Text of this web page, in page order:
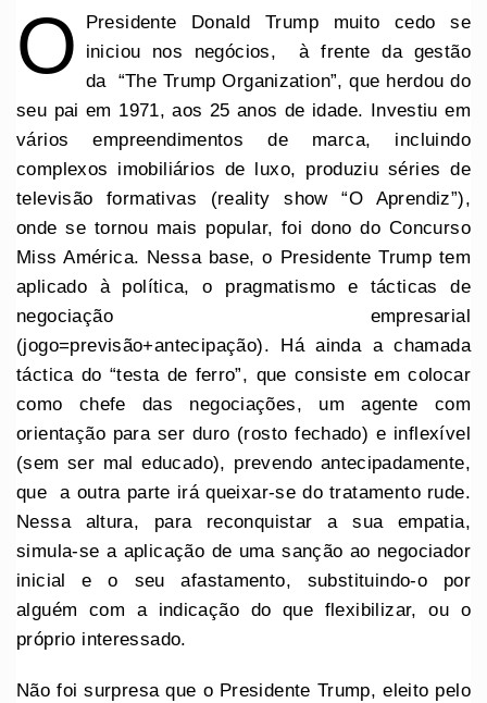
O
Presidente Donald Trump muito cedo se
iniciou nos negócios, à frente da gestão
da “The Trump Organization”, que herdou do
seu pai em 1971, aos 25 anos de idade. Investiu em
vários empreendimentos de marca, incluindo
complexos imobiliários de luxo, produziu séries de
televisão formativas (reality show “O Aprendiz”),
onde se tornou mais popular, foi dono do Concurso
Miss América. Nessa base, o Presidente Trump tem
aplicado à política, o pragmatismo e tácticas de
negociação empresarial
(jogo=previsão+antecipação). Há ainda a chamada
táctica do “testa de ferro”, que consiste em colocar
como chefe das negociações, um agente com
orientação para ser duro (rosto fechado) e inflexível
(sem ser mal educado), prevendo antecipadamente,
que a outra parte irá queixar-se do tratamento rude.
Nessa altura, para reconquistar a sua empatia,
simula-se a aplicação de uma sanção ao negociador
inicial e o seu afastamento, substituindo-o por
alguém com a indicação do que flexibilizar, ou o
próprio interessado.
Não foi surpresa que o Presidente Trump, eleito pelo